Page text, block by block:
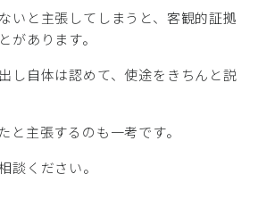
いと主張してしまうと、客観的証拠
があります。
し自体は認めて、使途をきちんと説
と主張するのも一考です。
談ください。